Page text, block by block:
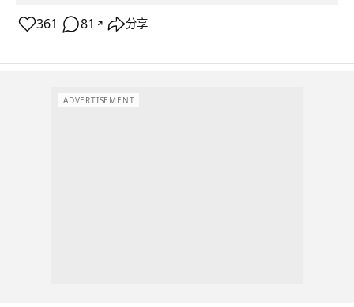
361 81 ↗ 分享
ADVERTISEMENT